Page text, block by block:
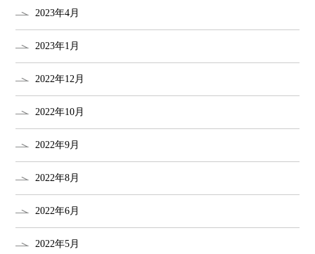
2023年4月
2023年1月
2022年12月
2022年10月
2022年9月
2022年8月
2022年6月
2022年5月